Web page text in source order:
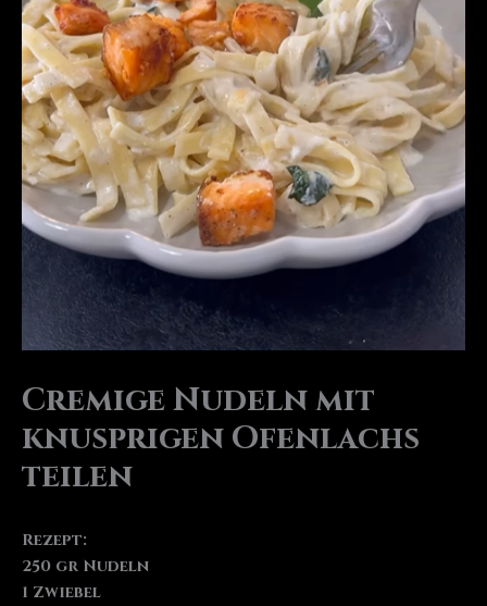
Cremige Nudeln mit
knusprigen Ofenlachs
teilen
Rezept:
250 gr Nudeln
1 Zwiebel